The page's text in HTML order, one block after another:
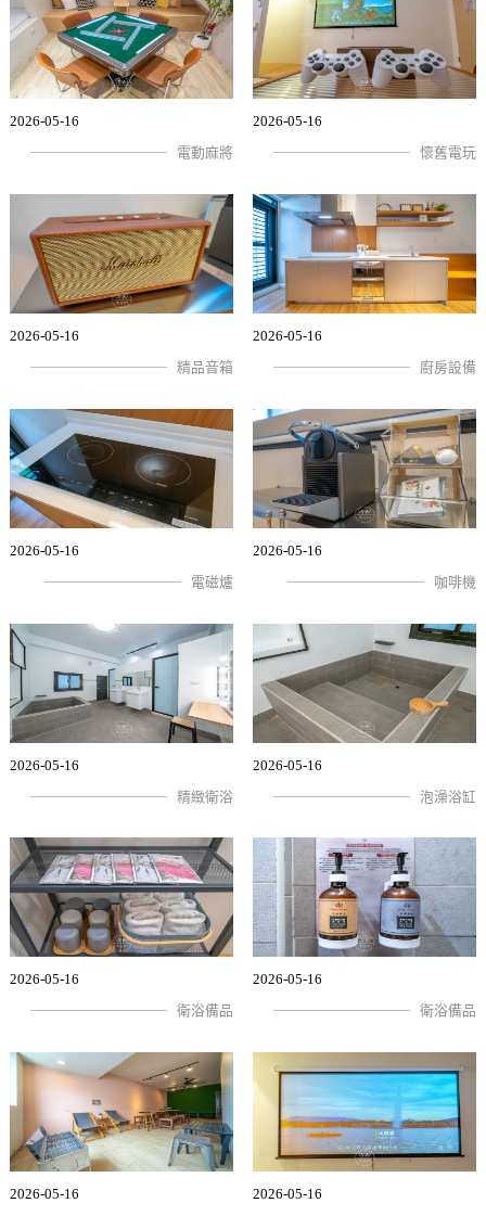
2026-05-16
電動麻將
2026-05-16
懷舊電玩
2026-05-16
精品音箱
2026-05-16
廚房設備
2026-05-16
電磁爐
2026-05-16
咖啡機
2026-05-16
精緻衛浴
2026-05-16
泡澡浴缸
2026-05-16
衛浴備品
2026-05-16
衛浴備品
2026-05-16 2026-05-16